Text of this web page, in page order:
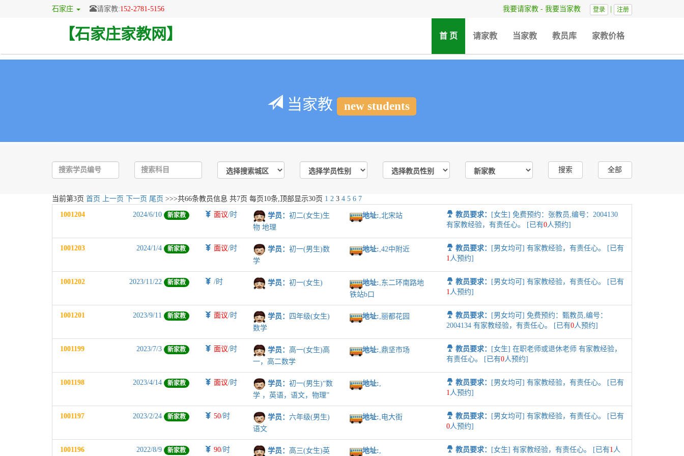
石家庄 请家教:152-2781-5156 我要请家教 - 我要当家教 登录 注册
【石家庄家教网】 首 页(current)
请家教 当家教 教员库 家教价格
当家教 new students
当前第3页 首页 上一页 下一页 尾页 >>>共66条教员信息 共7页 每页 10条,顶部显示30页 1 2 3 4 5 6 7
1001204 2024/6/10 新家教 面议/时 学员：初二(女生)生
物 地理
地址: ,北宋站 教员要求：
[女生] 免费预约：张教员,编号：2004130
有家教经验，有责任心。 [已有0人预约]
1001203 2024/1/4 新家教 面议/时 学员：初一(男生)数
学
地址: ,42中附近 教员要求：
[男女均可] 有家教经验，有责任心。 [已有
1人预约]
1001202 2023/11/22 新家教 /时 学员：初一(女生) 地址: ,东二环南路地
铁站b口
教员要求：
[男女均可] 有家教经验，有责任心。 [已有
1人预约]
1001201 2023/9/11 新家教 面议/时 学员：
四年级(女生)
数学
地址: ,丽都花园 教员要求：
[男女均可] 免费预约：甄教员,编号：
2004134 有家教经验，有责任心。 [已有0人预约]
1001199 2023/7/3 新家教 面议/时 学员：高一(女生)高
一，高二数学
地址: ,鼎坚市场 教员要求：
[女生] 在职老师或退休老师 有家教经验，
有责任心。 [已有0人预约]
1001198 2023/4/14 新家教 面议/时 学员：初一(男生)“数
学 ，英语，语文，物理”
地址: 教员要求：
[男女均可] 有家教经验，有责任心。 [已有
1人预约]
1001197 2023/2/24 新家教 50/时 学员：六年级(男生)
语文
地址: ,电大街 教员要求：
[男女均可] 有家教经验，有责任心。 [已有
0人预约]
1001196 2022/8/9 新家教 90/时 学员：高三(女生)英 地址: 教员要求： [女生] 有家教经验，有责任心。 [已有1人